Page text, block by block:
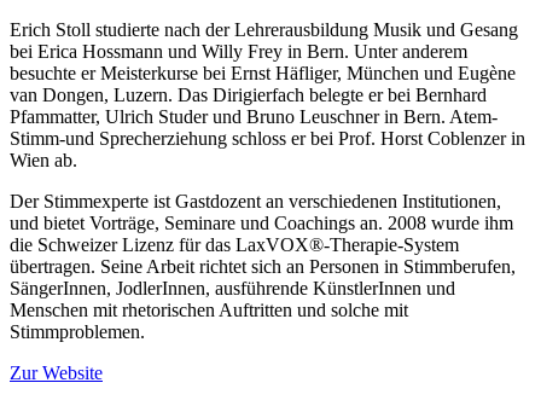
Erich Stoll studierte nach der Lehrerausbildung Musik und Gesang
bei Erica Hossmann und Willy Frey in Bern. Unter anderem
besuchte er Meisterkurse bei Ernst Häfliger, München und Eugène
van Dongen, Luzern. Das Dirigierfach belegte er bei Bernhard
Pfammatter, Ulrich Studer und Bruno Leuschner in Bern. Atem-
Stimm-und Sprecherziehung schloss er bei Prof. Horst Coblenzer in
Wien ab.
Der Stimmexperte ist Gastdozent an verschiedenen Institutionen,
und bietet Vorträge, Seminare und Coachings an. 2008 wurde ihm
die Schweizer Lizenz für das LaxVOX®-Therapie-System
übertragen. Seine Arbeit richtet sich an Personen in Stimmberufen,
SängerInnen, JodlerInnen, ausführende KünstlerInnen und
Menschen mit rhetorischen Auftritten und solche mit
Stimmproblemen.
Zur Website